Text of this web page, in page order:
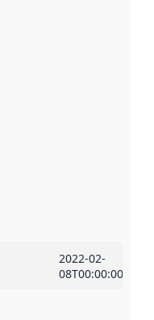
2022-02-
08T00:00:00Z